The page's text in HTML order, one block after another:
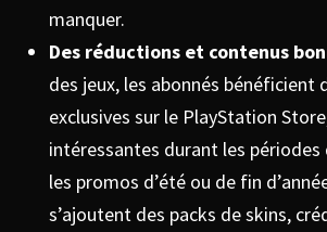
manquer.
Des réductions et contenus
des jeux, les abonnés bénéficient
exclusives sur le PlayStation
intéressantes durant les
les promos d’été ou de fin
s’ajoutent des packs de skins,